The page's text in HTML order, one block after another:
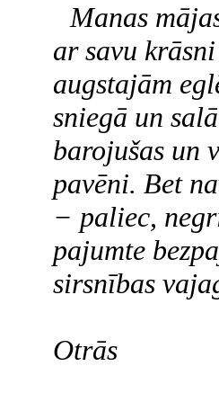
Manas
ar savu
augstajām
sniegā un
barojušas un
pavēni. Bet
− paliec,
pajumte
sirsnības
Otrās